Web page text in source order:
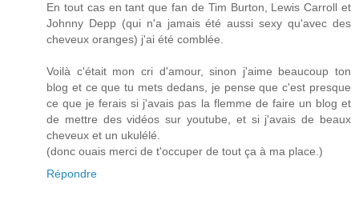
En tout cas en tant que fan de Tim Burton, Lewis Carroll et
Johnny Depp (qui n'a jamais été aussi sexy qu'avec des
cheveux oranges) j'ai été comblée.
Voilà c'était mon cri d'amour, sinon j'aime beaucoup ton
blog et ce que tu mets dedans, je pense que c'est presque
ce que je ferais si j'avais pas la flemme de faire un blog et
de mettre des vidéos sur youtube, et si j'avais de beaux
cheveux et un ukulélé.
(donc ouais merci de t'occuper de tout ça à ma place.)
Répondre